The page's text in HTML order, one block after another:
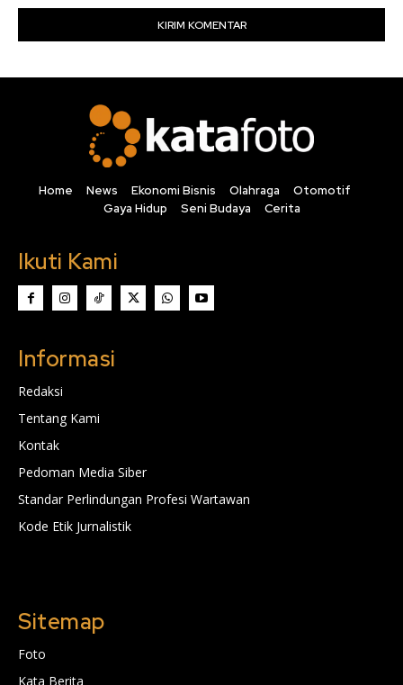
Home News Ekonomi Bisnis Olahraga
Otomotif
Gaya Hidup
Seni Budaya Cerita
Ikuti Kami
Informasi
Redaksi
Tentang Kami
Kontak
Pedoman Media Siber
Standar Perlindungan Profesi Wartawan
Kode Etik Jurnalistik
Sitemap
Foto
Kata Berita